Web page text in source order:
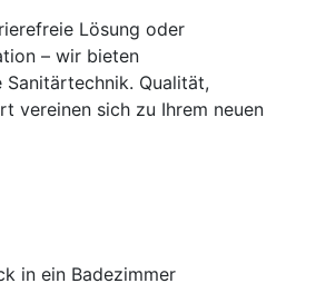
Lösung oder
– wir bieten
Qualität,
vereinen sich zu Ihrem neuen